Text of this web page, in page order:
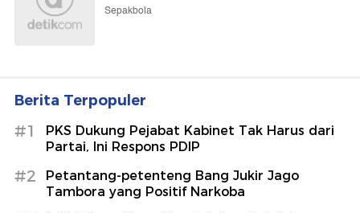
Sepakbola
Berita Terpopuler
#1
PKS Dukung Pejabat Kabinet Tak Harus dari
Partai, Ini Respons PDIP
#2
Petantang-petenteng Bang Jukir Jago
Tambora yang Positif Narkoba